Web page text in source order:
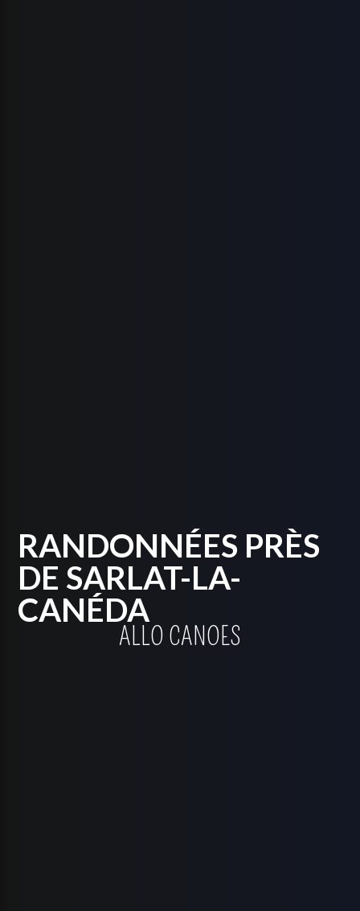
RANDONNÉES PRÈS
DE SARLAT-LA-
CANÉDA
ALLO CANOES